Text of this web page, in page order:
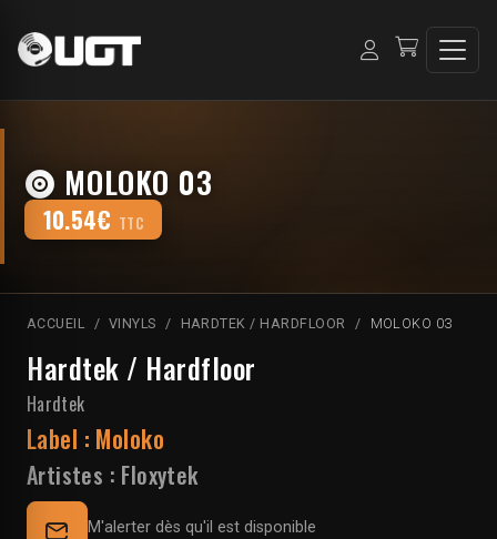
MOLOKO 03
10.54€ TTC
ACCUEIL VINYLS HARDTEK / HARDFLOOR MOLOKO 03
Hardtek / Hardfloor
Hardtek
Label : Moloko
Artistes : Floxytek
M'alerter dès qu'il est disponible